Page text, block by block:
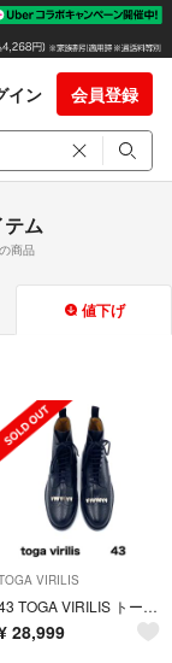
イン 会員登録
ム
商品
値下げ
VIRILIS
43 TOGA VIRILIS トーガ ビリリース ブーツ ブラック レザー
28,999